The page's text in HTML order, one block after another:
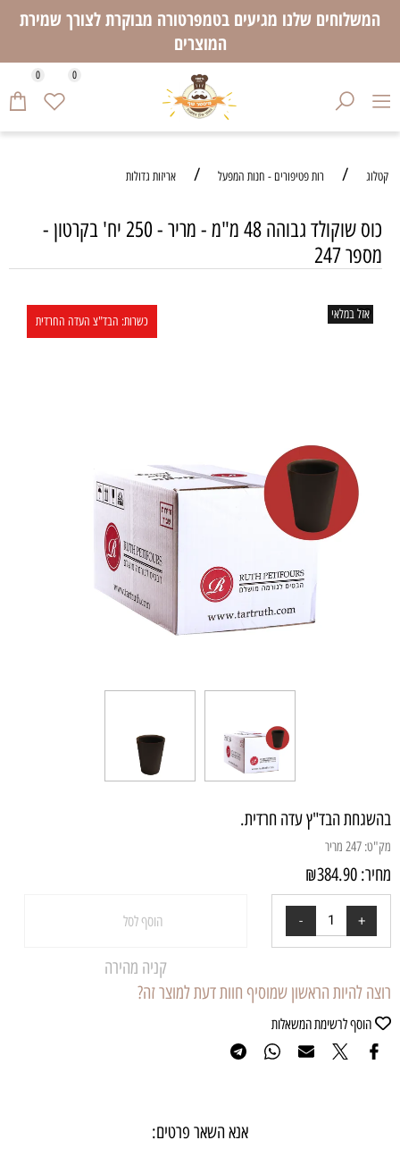
המשלוחים שלנו מגיעים בטמפרטורה מבוקרת לצורך שמירת
המוצרים
0 0
קטלוג / רות פטיפורים - חנות המפעל / אריזות גדולות
כוס שוקולד גבוהה 48 מ"מ - מריר - 250 יח' בקרטון -
מספר 247
כשרות: הבד"צ העדה החרדית אזל במלאי
בהשגחת הבד"ץ עדה חרדית.
מק"ט: 247 מריר
מחיר: ₪384.90
הוסף לסל
קניה מהירה
רוצה להיות הראשון שמוסיף חוות דעת למוצר זה?
הוסף לרשימת המשאלות
אנא השאר פרטים: